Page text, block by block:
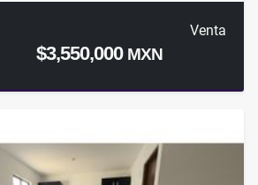
Venta
$3,550,000 MXN